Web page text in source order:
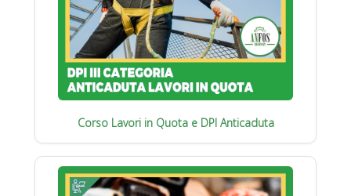
Corso Lavori in Quota e DPI Anticaduta